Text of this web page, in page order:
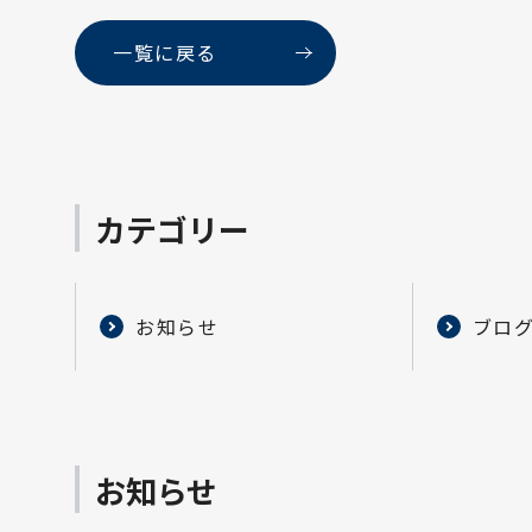
一覧に戻る
カテゴリー
お知らせ ブロ
お知らせ